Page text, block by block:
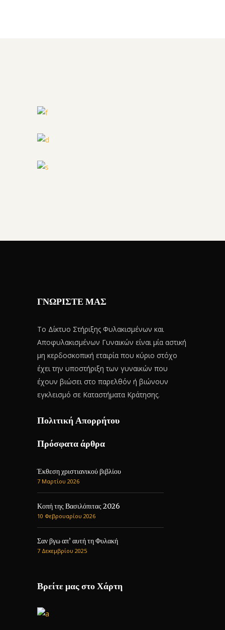
ΓΝΩΡΙΣΤΕ ΜΑΣ
Το Δίκτυο Στήριξης Φυλακισμένων και
Αποφυλακισμένων Γυναικών είναι μία αστική
μη κερδοσκοπική εταιρία που κύριο στόχο
έχει την υποστήριξη των γυναικών που
έχουν βιώσει στο παρελθόν ή βιώνουν
εγκλεισμό σε Καταστήματα Κράτησης.
Πολιτική Απορρήτου
Πρόσφατα άρθρα
Έκθεση χριστιανικού βιβλίου
7 Μαρτίου 2026
Κοπή της Βασιλόπιτας 2026
10 Φεβρουαρίου 2026
Σαν βγω απ’ αυτή τη Φυλακή
7 Δεκεμβρίου 2025
Βρείτε μας στο Χάρτη